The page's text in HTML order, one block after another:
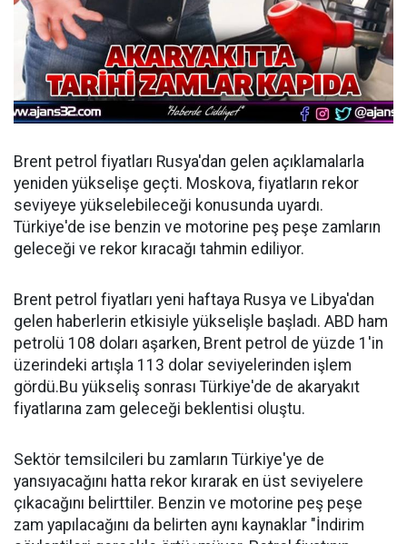
Brent petrol fiyatları Rusya'dan gelen açıklamalarla
yeniden yükselişe geçti. Moskova, fiyatların rekor
seviyeye yükselebileceği konusunda uyardı.
Türkiye'de ise benzin ve motorine peş peşe zamların
geleceği ve rekor kıracağı tahmin ediliyor.
Brent petrol fiyatları yeni haftaya Rusya ve Libya'dan
gelen haberlerin etkisiyle yükselişle başladı. ABD ham
petrolü 108 doları aşarken, Brent petrol de yüzde 1'in
üzerindeki artışla 113 dolar seviyelerinden işlem
gördü.Bu yükseliş sonrası Türkiye'de de akaryakıt
fiyatlarına zam geleceği beklentisi oluştu.
Sektör temsilcileri bu zamların Türkiye'ye de
yansıyacağını hatta rekor kırarak en üst seviyelere
çıkacağını belirttiler. Benzin ve motorine peş peşe
zam yapılacağını da belirten aynı kaynaklar "İndirim